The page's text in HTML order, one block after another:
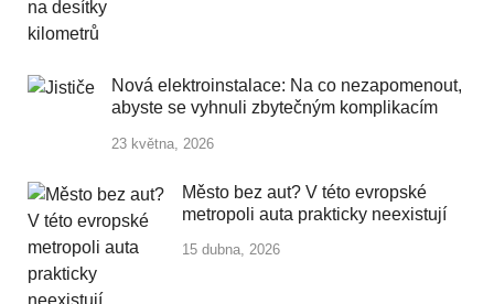
Nová elektroinstalace: Na co nezapomenout,
abyste se vyhnuli zbytečným komplikacím
23 května, 2026
Město bez aut? V této evropské
metropoli auta prakticky neexistují
15 dubna, 2026